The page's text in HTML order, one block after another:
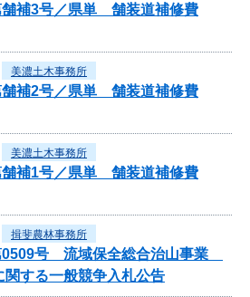
舗補3号／県単 舗装道補修費
美濃土木事務所
舗補2号／県単 舗装道補修費
美濃土木事務所
舗補1号／県単 舗装道補修費
揖斐農林事務所
0509号 流域保全総合治山事業
する一般競争入札公告